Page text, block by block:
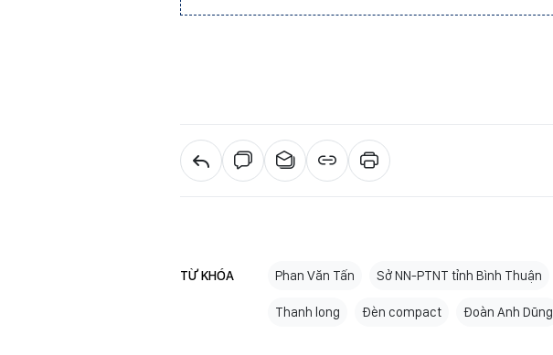
TỪ KHÓA Phan Văn Tấn Sở NN-PTNT tỉnh Bình Thuận
Thanh long Đèn compact Đoàn Anh Dũng